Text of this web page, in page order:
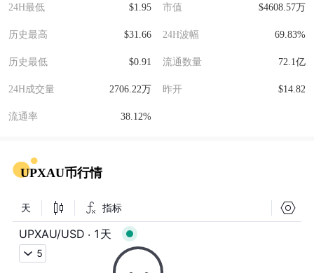
24H最低 $1.95 市值 $4608.57万
历史最高 $31.66 24H波幅 69.83%
历史最低 $0.91 流通数量 72.1亿
24H成交量 2706.22万 昨开 $14.82
流通率 38.12%
UPXAU币行情